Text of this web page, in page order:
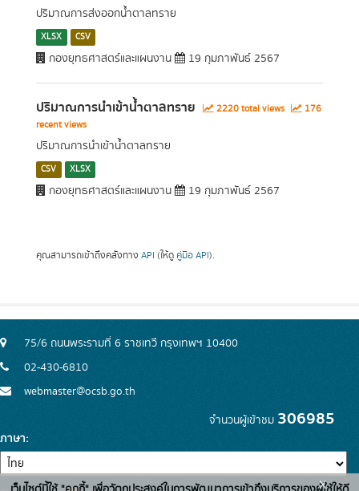
ปริมาณการส่งออกน้ำตาลทราย
XLSX CSV
กองยุทธศาสตร์และแผนงาน 19 กุมภาพันธ์ 2567
ปริมาณการนำเข้าน้ำตาลทราย 2220 total views
176
recent views
ปริมาณการนำเข้าน้ำตาลทราย
CSV XLSX
กองยุทธศาสตร์และแผนงาน 19 กุมภาพันธ์ 2567
คุณสามารถเข้าถึงคลังทาง API (ให้ดู คู่มือ API).
75/6 ถนนพระรามที่ 6 ราชเทวี กรุงเทพฯ 10400
02-430-6810
webmaster@ocsb.go.th
จำนวนผู้เข้าชม 306985
ภาษา
x